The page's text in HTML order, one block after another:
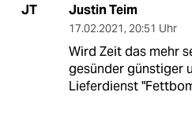
JT Justin Teim
17.02.2021, 20:51 Uhr
Wird Zeit das mehr
gesünder günstiger
Lieferdienst